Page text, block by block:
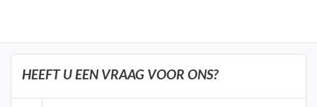
HEEFT U EEN VRAAG VOOR ONS?